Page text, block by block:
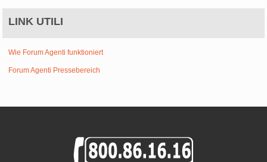
LINK UTILI
Wie Forum Agenti funktioniert
Forum Agenti Pressebereich